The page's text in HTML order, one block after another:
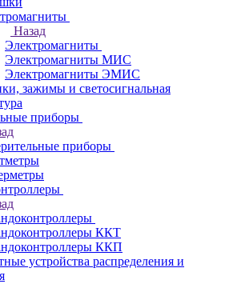
Назад
Электромагниты
Электромагниты МИС
Электромагниты ЭМИС
зажимы и светосигнальная
приборы
приборы
ККТ
ККП
устройства распределения и